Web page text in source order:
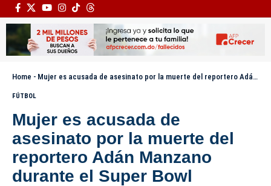
Home - Mujer es acusada de asesinato por la muerte del reportero Adán Manzano durante el Super Bowl
FÚTBOL
Mujer es acusada de
asesinato por la muerte del
reportero Adán Manzano
durante el Super Bowl